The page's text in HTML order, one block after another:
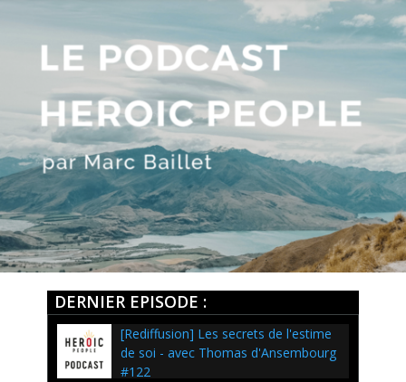
DERNIER EPISODE :
[Rediffusion] Les secrets de l'estime
de soi - avec Thomas d'Ansembourg
#122